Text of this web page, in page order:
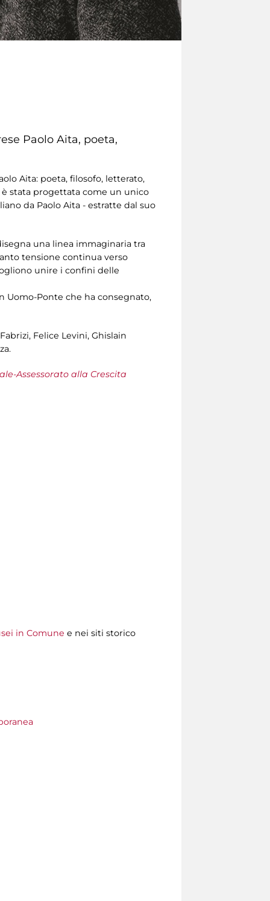
Paolo Aita, poeta,
Aita: poeta, filosofo, letterato,
è stata progettata come un unico
da Paolo Aita - estratte dal suo
una linea immaginaria tra
tensione continua verso
unire i confini delle
Uomo-Ponte che ha consegnato,
Felice Levini, Ghislain
Assessorato alla Crescita
in Comune e nei siti storico